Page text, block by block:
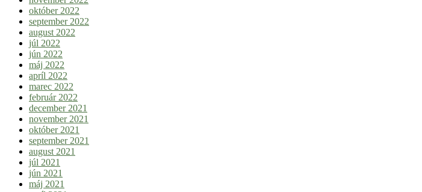
október 2022
september 2022
august 2022
júl 2022
jún 2022
máj 2022
apríl 2022
marec 2022
február 2022
december 2021
november 2021
október 2021
september 2021
august 2021
júl 2021
jún 2021
máj 2021